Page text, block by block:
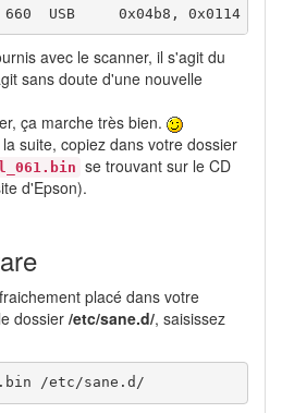
avec le scanner, il s'agit du
sans doute d'une nouvelle
ça marche très bien.
suite, copiez dans votre dossier
se trouvant sur le CD
d'Epson).
placé dans votre
dossier /etc/sane.d/, saisissez
/etc/sane.d/